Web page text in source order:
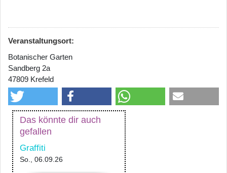
Veranstaltungsort:
Botanischer Garten
Sandberg 2a
47809 Krefeld
Das könnte dir auch
gefallen
Graffiti
So., 06.09.26